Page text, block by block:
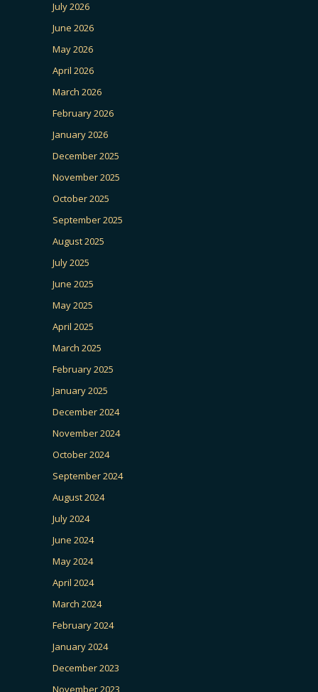
July 2026
June 2026
May 2026
April 2026
March 2026
February 2026
January 2026
December 2025
November 2025
October 2025
September 2025
August 2025
July 2025
June 2025
May 2025
April 2025
March 2025
February 2025
January 2025
December 2024
November 2024
October 2024
September 2024
August 2024
July 2024
June 2024
May 2024
April 2024
March 2024
February 2024
January 2024
December 2023
November 2023